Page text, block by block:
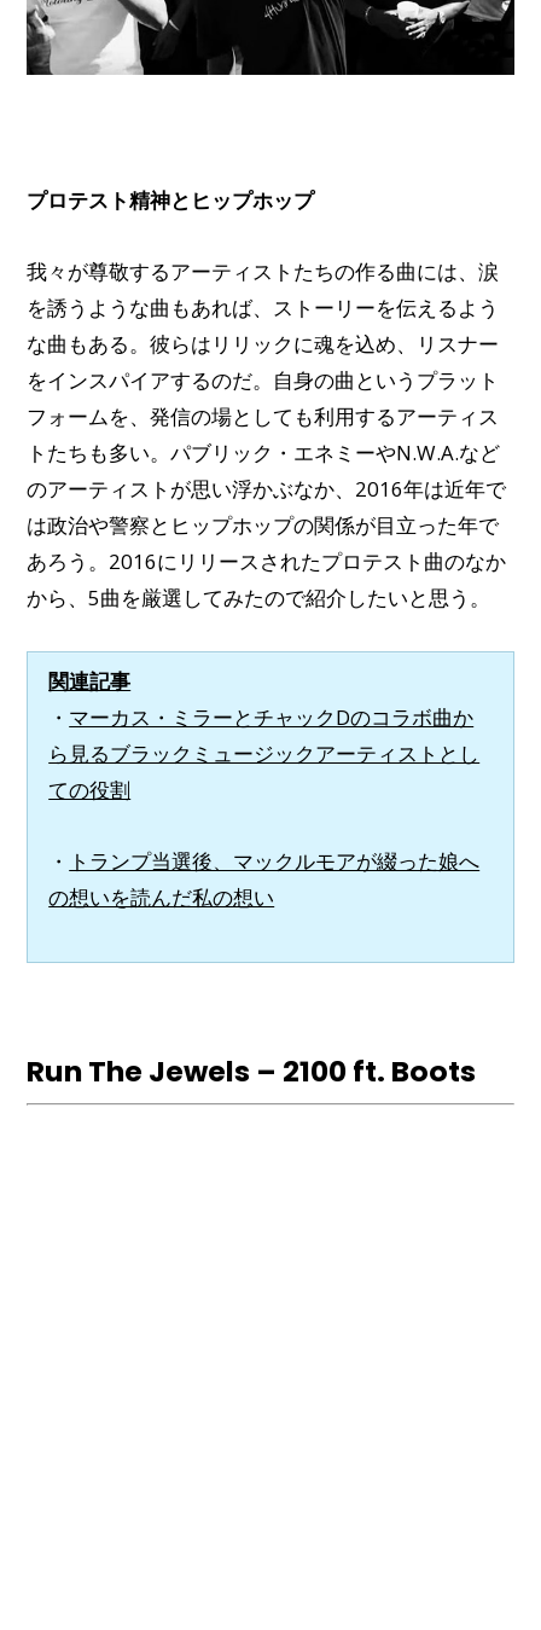
プロテスト精神とヒップホップ
我々が尊敬するアーティストたちの作る曲には、涙
を誘うような曲もあれば、ストーリーを伝えるよう
な曲もある。彼らはリリックに魂を込め、リスナー
をインスパイアするのだ。自身の曲というプラット
フォームを、発信の場としても利用するアーティス
トたちも多い。パブリック・エネミーやN.W.A.など
のアーティストが思い浮かぶなか、2016年は近年で
は政治や警察とヒップホップの関係が目立った年で
あろう。2016にリリースされたプロテスト曲のなか
から、5曲を厳選してみたので紹介したいと思う。
関連記事
・ マーカス・ミラーとチャックDのコラボ曲か
ら見るブラックミュージックアーティストとし
ての役割
・ トランプ当選後、マックルモアが綴った娘へ
の想いを読んだ私の想い
Run The Jewels – 2100 ft. Boots